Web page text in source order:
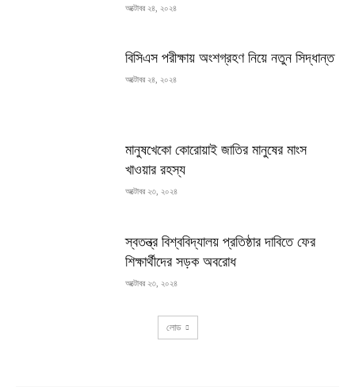
অক্টোবর ২৪, ২০২৪
বিসিএস পরীক্ষায় অংশগ্রহণ নিয়ে নতুন সিদ্ধান্ত
অক্টোবর ২৪, ২০২৪
মানুষখেকো কোরোয়াই জাতির মানুষের মাংস
খাওয়ার রহস্য
অক্টোবর ২৩, ২০২৪
স্বতন্ত্র বিশ্ববিদ্যালয় প্রতিষ্ঠার দাবিতে ফের
শিক্ষার্থীদের সড়ক অবরোধ
অক্টোবর ২৩, ২০২৪
লোড